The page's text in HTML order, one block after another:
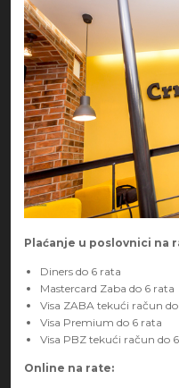
Plaćanje u poslovnici na
Diners do 6 rata
Mastercard Zaba do 6 rata
Visa ZABA tekući račun
Visa Premium do 6 rata
Visa PBZ tekući račun do
Online na rate: